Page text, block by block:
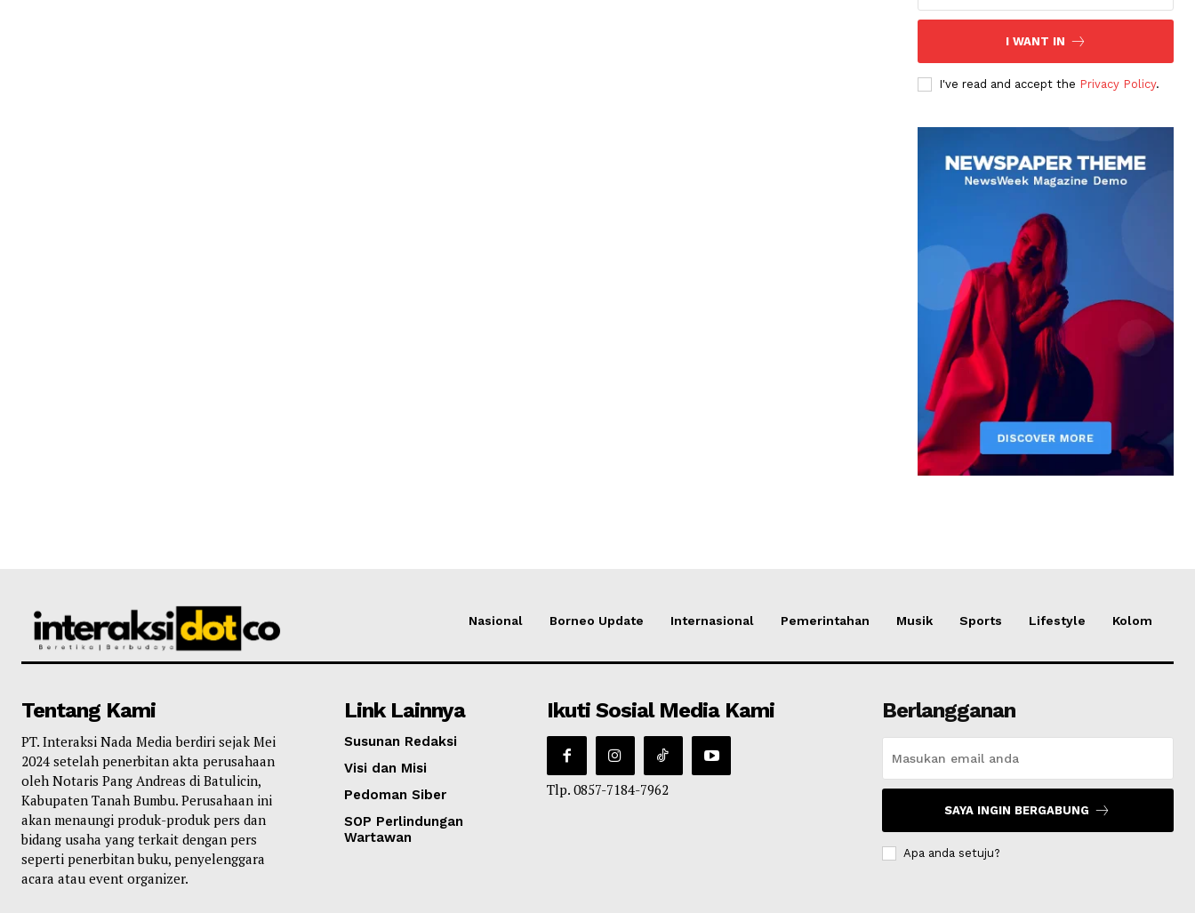
I WANT IN
I've read and accept the Privacy Policy.
Nasional Borneo Update Internasional Pemerintahan Musik Sports Lifestyle Kolom
Tentang Kami
PT. Interaksi Nada Media berdiri sejak Mei
2024 setelah penerbitan akta perusahaan
oleh Notaris Pang Andreas di Batulicin,
Kabupaten Tanah Bumbu. Perusahaan ini
akan menaungi produk-produk pers dan
bidang usaha yang terkait dengan pers
seperti penerbitan buku, penyelenggara
acara atau event organizer.
Link Lainnya
Susunan Redaksi
Visi dan Misi
Pedoman Siber
SOP Perlindungan
Wartawan
Ikuti Sosial Media Kami
Tlp. 0857-7184-7962
Berlangganan
SAYA INGIN BERGABUNG
Apa anda setuju?